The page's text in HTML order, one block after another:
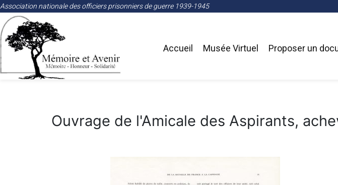
Association nationale des officiers prisonniers de guerre 1939-1945
Accueil Musée Virtuel Proposer un
Ouvrage de l'Amicale des Aspirants,